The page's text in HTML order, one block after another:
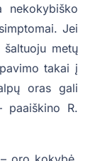
nekokybiško
Jei
metų
takai į
oras gali
paaiškino R.